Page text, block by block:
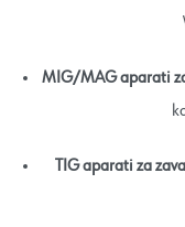
MIG/MAG aparati
TIG aparati za